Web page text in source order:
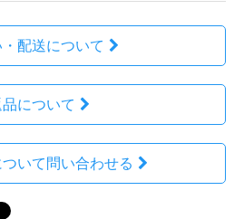
配送について
について
いて問い合わせる